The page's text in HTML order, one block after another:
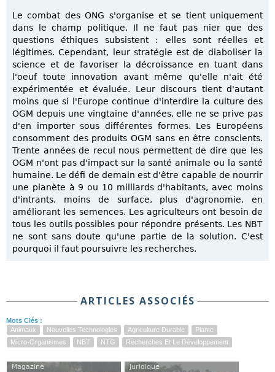
Le combat des ONG s'organise et se tient uniquement
dans le champ politique. Il ne faut pas nier que des
questions éthiques subsistent : elles sont réelles et
légitimes. Cependant, leur stratégie est de diaboliser la
science et de favoriser la décroissance en tuant dans
l'oeuf toute innovation avant même qu'elle n'ait été
expérimentée et évaluée. Leur discours tient d'autant
moins que si l'Europe continue d'interdire la culture des
OGM depuis une vingtaine d'années, elle ne se prive pas
d'en importer sous différentes formes. Les Européens
consomment des produits OGM sans en être conscients.
Trente années de recul nous permettent de dire que les
OGM n'ont pas d'impact sur la santé animale ou la santé
humaine. Le défi de demain est d'être capable de nourrir
une planète à 9 ou 10 milliards d'habitants, avec moins
d'intrants, moins de surface, plus d'agronomie, en
améliorant les semences. Les agriculteurs ont besoin de
tous les outils possibles pour répondre présents. Les NBT
ne sont sans doute qu'une partie de la solution. C'est
pourquoi il faut poursuivre les recherches.
ARTICLES ASSOCIÉS
Mots Clés :
Animaux
Nouvelles Technologies Agriculture Durable
Plante
Micro-Organismes
NBT NTG Recherches Et Le Développement
Magazine Juridique